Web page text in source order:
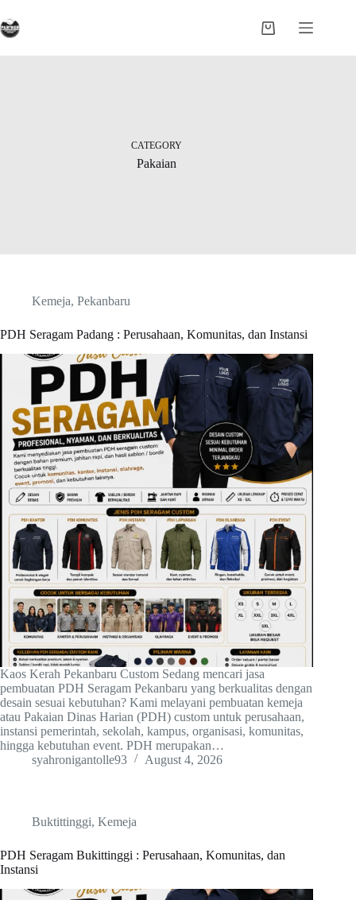
to
content
Shopping
CATEGORY
Pakaian
Kemeja, Pekanbaru
PDH Seragam Padang : Perusahaan, Komunitas, dan Instansi
Kaos Kerah Pekanbaru Custom Sedang mencari jasa
pembuatan PDH Seragam Pekanbaru yang berkualitas dengan
desain sesuai kebutuhan? Kami melayani pembuatan kemeja
atau Pakaian Dinas Harian (PDH) custom untuk perusahaan,
instansi pemerintah, sekolah, kampus, organisasi, komunitas,
hingga kebutuhan event. PDH merupakan…
syahronigantolle93
August 4, 2026
Buktittinggi, Kemeja
PDH Seragam Bukittinggi : Perusahaan, Komunitas, dan
Instansi